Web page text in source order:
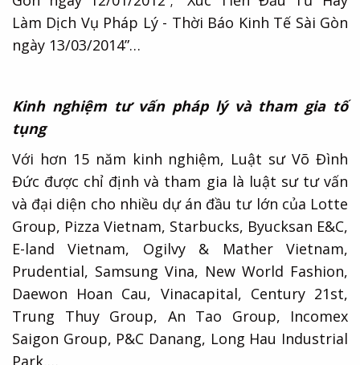
Làm Dịch Vụ Pháp Lý - Thời Báo Kinh Tế Sài Gòn
ngày 13/03/2014”…
Kinh nghiệm tư vấn pháp lý và tham gia tố
tụng
Với hơn 15 năm kinh nghiệm, Luật sư Võ Đình
Đức được chỉ định và tham gia là luật sư tư vấn
và đại diện cho nhiều dự án đầu tư lớn của Lotte
Group, Pizza Vietnam, Starbucks, Byucksan E&C,
E-land Vietnam, Ogilvy & Mather Vietnam,
Prudential, Samsung Vina, New World Fashion,
Daewon Hoan Cau, Vinacapital, Century 21st,
Trung Thuy Group, An Tao Group, Incomex
Saigon Group, P&C Danang, Long Hau Industrial
Park,…